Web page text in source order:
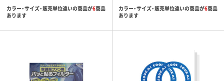
カラー・サイズ・販売単位違いの商品が6商品
あります
カラー・サイズ・販売単位違いの商品が6商品
あります